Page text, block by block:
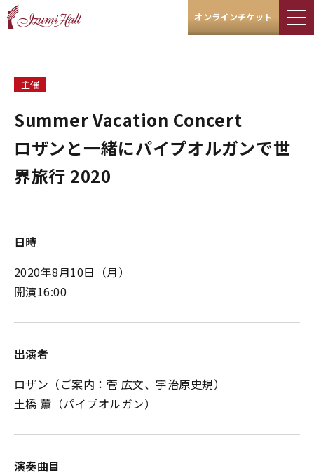
オンラインチケット
主催
Summer Vacation Concert
ロザンと一緒にパイプオルガンで世
界旅行 2020
日時
2020年8月10日（月）
開演16:00
出演者
ロザン（ご案内：菅 広文、宇治原史規）
土橋 薫（パイプオルガン）
演奏曲目